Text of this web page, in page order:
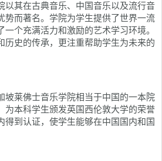
其在古典音乐、中国音乐以及流行音
势而著名。学院为学生提供了世界一流
个充满活力和激励的艺术学习环境。
历史的传承，更注重帮助学生为未来的
莱佛士音乐学院相当于中国的一本院
为本科学生颁发英国西伦敦大学的荣誉
得到认证，使学生能够在中国国内和国